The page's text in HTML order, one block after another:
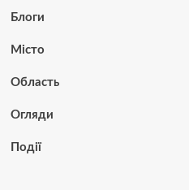
Блоги
Місто
Область
Огляди
Події